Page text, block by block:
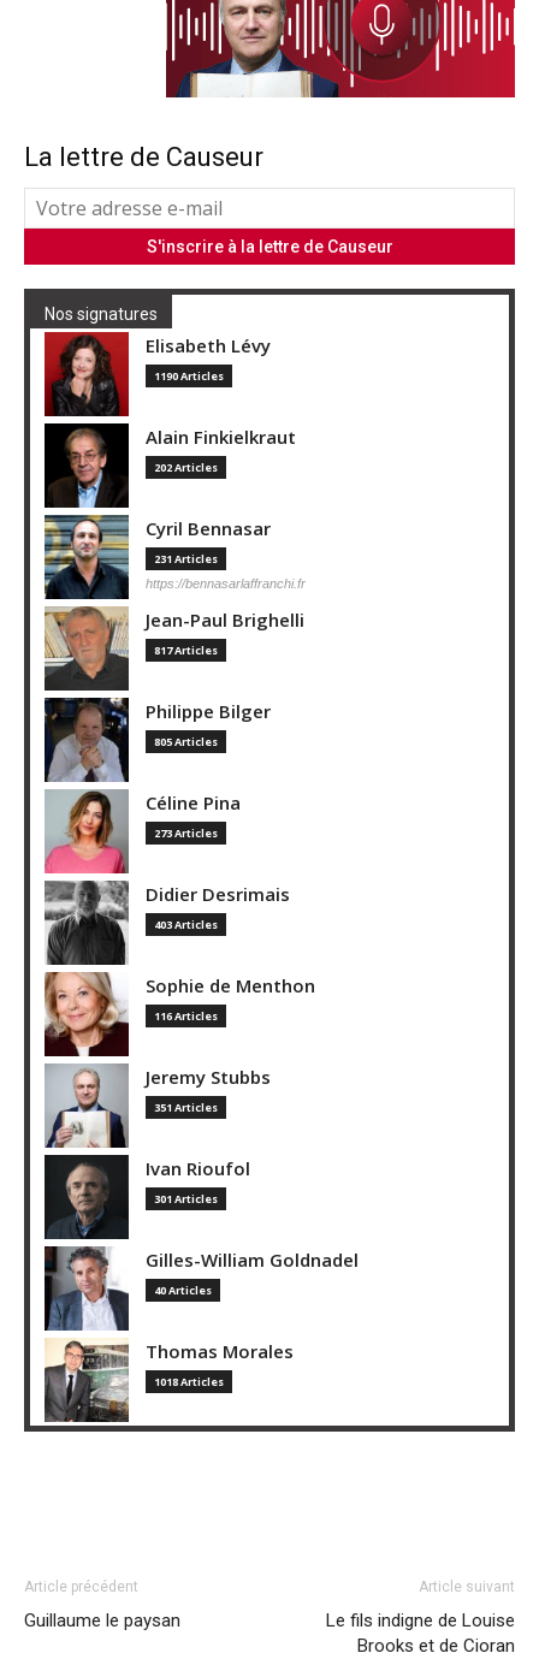
La lettre de Causeur
Nos signatures
Elisabeth Lévy
1190 Articles
Alain Finkielkraut
202 Articles
Cyril Bennasar
231 Articles
https://bennasarlaffranchi.fr
Jean-Paul Brighelli
817 Articles
Philippe Bilger
805 Articles
Céline Pina
273 Articles
Didier Desrimais
403 Articles
Sophie de Menthon
116 Articles
Jeremy Stubbs
351 Articles
Ivan Rioufol
301 Articles
Gilles-William Goldnadel
40 Articles
Thomas Morales
1018 Articles
Article précédent
Guillaume le paysan
Article suivant
Le fils indigne de Louise
Brooks et de Cioran